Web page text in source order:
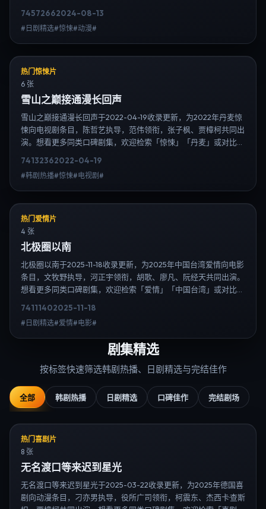
检索日韩电视剧、韩剧全集、日剧高清等长尾词。
74572662024-08-13
#日剧精选#惊悚#动漫#
热门惊悚片
6 张
雪山之巅接通漫长回声
雪山之巅接通漫长回声于2022-04-19收录更新，为2022年丹麦惊
悚向电视剧条目，陈哲艺执导，范伟领衔，张子枫、贾樟柯共同出
演。想看更多同类口碑剧集，欢迎检索「惊悚」「丹麦」或对比同
日韩电视剧、韩剧全集、日剧高清等长尾词。
74132362022-04-19
#韩剧热播#惊悚#电视剧#
热门爱情片
4 张
北极圈以南
北极圈以南于2025-11-18收录更新，为2025年中国台湾爱情向电影
条目，文牧野执导，河正宇领衔，胡歌、廖凡、阮经天共同出演。
想看更多同类口碑剧集，欢迎检索「爱情」「中国台湾」或对比同
日韩电视剧、韩剧全集、日剧高清等长尾词。
74111402025-11-18
#日剧精选#爱情#电影#
剧集精选
按标签快速筛选韩剧热播、日剧精选与完结佳作
全部 韩剧热播 日剧精选 口碑佳作 完结剧场
热门喜剧片
8 张
无名渡口等来迟到星光
无名渡口等来迟到星光于2025-03-22收录更新，为2025年德国喜
剧向动漫条目，刁亦男执导，役所广司领衔，柯震东、杰西卡·查斯